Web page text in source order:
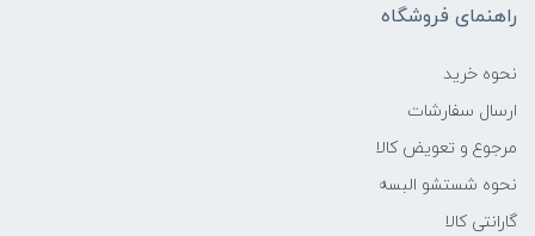
راهنمای فروشگاه
نحوه خرید
ارسال سفارشات
مرجوع و تعویض کالا
نحوه شستشو البسه
گارانتی کالا